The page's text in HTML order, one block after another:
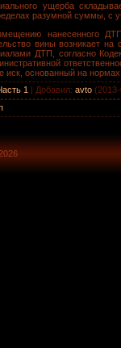
ущерба
разумной суммы, с
нанесенного
вины возникает
ДТП, согласно
основанный на нормах
1 | Добавил: avto